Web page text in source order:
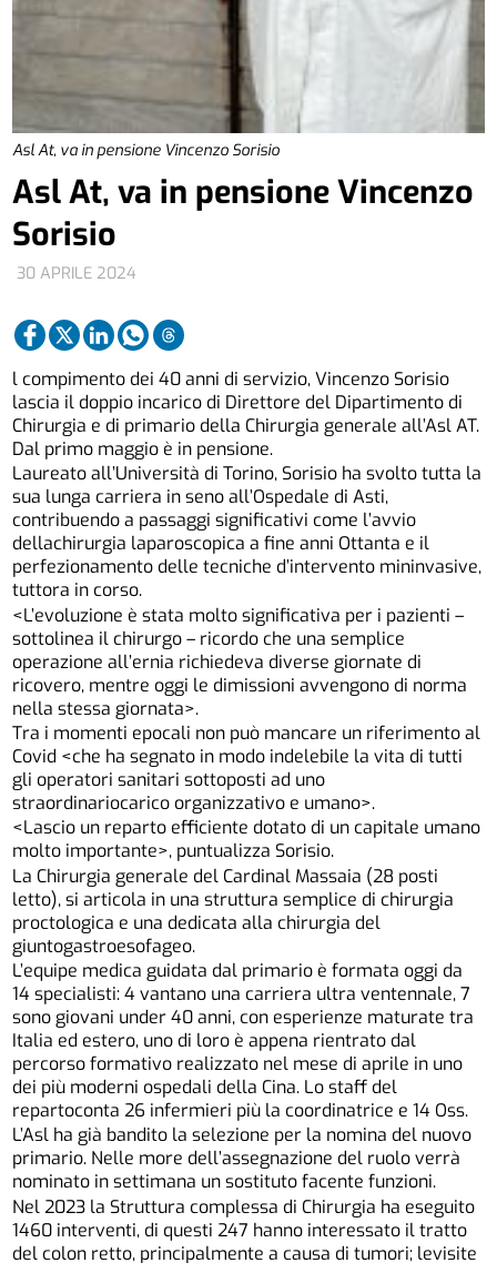
Asl At, va in pensione Vincenzo Sorisio
30 APRILE 2024
Asl At, va in pensione Vincenzo
Sorisio
l compimento dei 40 anni di servizio, Vincenzo Sorisio
lascia il doppio incarico di Direttore del Dipartimento di
Chirurgia e di primario della Chirurgia generale all’Asl AT.
Dal primo maggio è in pensione.
Laureato all’Università di Torino, Sorisio ha svolto tutta la
sua lunga carriera in seno all’Ospedale di Asti,
contribuendo a passaggi significativi come l’avvio
dellachirurgia laparoscopica a fine anni Ottanta e il
perfezionamento delle tecniche d’intervento mininvasive,
tuttora in corso.
<L’evoluzione è stata molto significativa per i pazienti –
sottolinea il chirurgo – ricordo che una semplice
operazione all’ernia richiedeva diverse giornate di
ricovero, mentre oggi le dimissioni avvengono di norma
nella stessa giornata>.
Tra i momenti epocali non può mancare un riferimento al
Covid <che ha segnato in modo indelebile la vita di tutti
gli operatori sanitari sottoposti ad uno
straordinariocarico organizzativo e umano>.
<Lascio un reparto efficiente dotato di un capitale umano
molto importante>, puntualizza Sorisio.
La Chirurgia generale del Cardinal Massaia (28 posti
letto), si articola in una struttura semplice di chirurgia
proctologica e una dedicata alla chirurgia del
giuntogastroesofageo.
L’equipe medica guidata dal primario è formata oggi da
14 specialisti: 4 vantano una carriera ultra ventennale, 7
sono giovani under 40 anni, con esperienze maturate tra
Italia ed estero, uno di loro è appena rientrato dal
percorso formativo realizzato nel mese di aprile in uno
dei più moderni ospedali della Cina. Lo staff del
repartoconta 26 infermieri più la coordinatrice e 14 Oss.
L’Asl ha già bandito la selezione per la nomina del nuovo
primario. Nelle more dell’assegnazione del ruolo verrà
nominato in settimana un sostituto facente funzioni.
Nel 2023 la Struttura complessa di Chirurgia ha eseguito
1460 interventi, di questi 247 hanno interessato il tratto
del colon retto, principalmente a causa di tumori; levisite